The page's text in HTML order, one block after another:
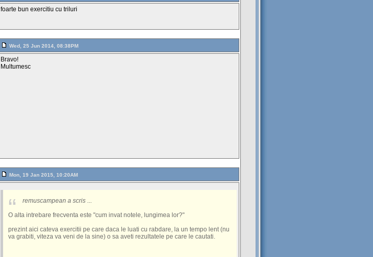
foarte bun exercitiu cu triluri
Wed, 25 Jun 2014, 08:38PM
Bravo!
Multumesc
Mon, 19 Jan 2015, 10:20AM
remuscampean a scris ...
O alta intrebare frecventa este "cum invat notele, lungimea lor?"
prezint aici cateva exercitii pe care daca le luati cu rabdare, la un tempo lent (nu
va grabiti, viteza va veni de la sine) o sa aveti rezultatele pe care le cautati.